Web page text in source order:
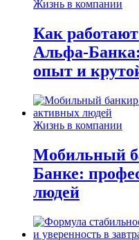
Жизнь в компании
Как
Альфа-
опыт и
Жизнь в компании
Мобильный
Банке:
людей